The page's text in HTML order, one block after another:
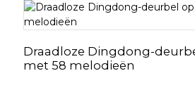
Draadloze Dingdong-
met 58 melodieën